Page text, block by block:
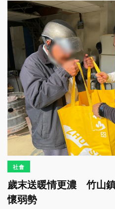
社會
歲末送暖情更濃 竹山
懷弱勢